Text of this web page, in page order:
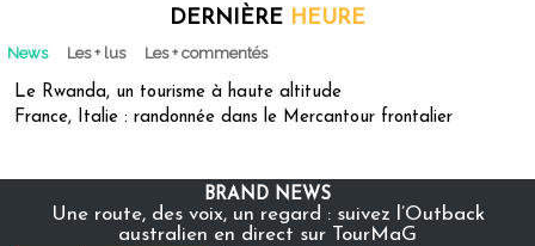
DERNIÈRE HEURE
News Les + lus Les + commentés
Le Rwanda, un tourisme à haute altitude
France, Italie : randonnée dans le Mercantour frontalier
BRAND NEWS
Une route, des voix, un regard : suivez l’Outback
australien en direct sur TourMaG